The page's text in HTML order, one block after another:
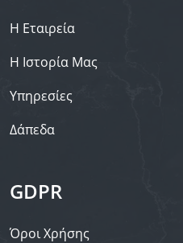
Η Εταιρεία
Η Ιστορία Μας
Υπηρεσίες
Δάπεδα
GDPR
Όροι Χρήσης